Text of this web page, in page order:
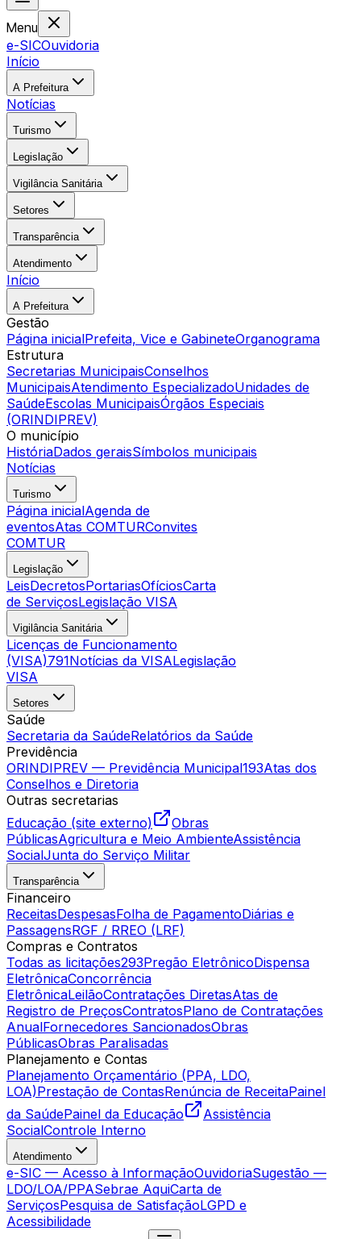
Menu
e-SICOuvidoria
Início
A Prefeitura
Notícias
Turismo
Legislação
Vigilância Sanitária
Setores
Transparência
Atendimento
Início
A Prefeitura
Gestão
Página inicialPrefeita, Vice e GabineteOrganograma
Estrutura
Secretarias MunicipaisConselhos
MunicipaisAtendimento EspecializadoUnidades de
SaúdeEscolas MunicipaisÓrgãos Especiais
(ORINDIPREV)
O município
HistóriaDados geraisSímbolos municipais
Notícias
Turismo
Página inicialAgenda de
eventosAtas COMTURConvites
COMTUR
Legislação
LeisDecretosPortariasOfíciosCarta
de ServiçosLegislação VISA
Vigilância Sanitária
Licenças de Funcionamento
(VISA)791Notícias da VISALegislação
VISA
Setores
Saúde
Secretaria da SaúdeRelatórios da Saúde
Previdência
ORINDIPREV — Previdência Municipal193Atas dos
Conselhos e Diretoria
Outras secretarias
Educação (site externo)
Obras
PúblicasAgricultura e Meio AmbienteAssistência
SocialJunta do Serviço Militar
Transparência
Financeiro
ReceitasDespesasFolha de PagamentoDiárias e
PassagensRGF / RREO (LRF)
Compras e Contratos
Todas as licitações293Pregão EletrônicoDispensa
EletrônicaConcorrência
EletrônicaLeilãoContratações DiretasAtas de
Registro de PreçosContratosPlano de Contratações
AnualFornecedores SancionadosObras
PúblicasObras Paralisadas
Planejamento e Contas
Planejamento Orçamentário (PPA, LDO,
LOA)Prestação de ContasRenúncia de ReceitaPainel
da SaúdePainel da Educação
Assistência
SocialControle Interno
Atendimento
e-SIC — Acesso à InformaçãoOuvidoriaSugestão —
LDO/LOA/PPASebrae AquiCarta de
ServiçosPesquisa de SatisfaçãoLGPD e
Acessibilidade